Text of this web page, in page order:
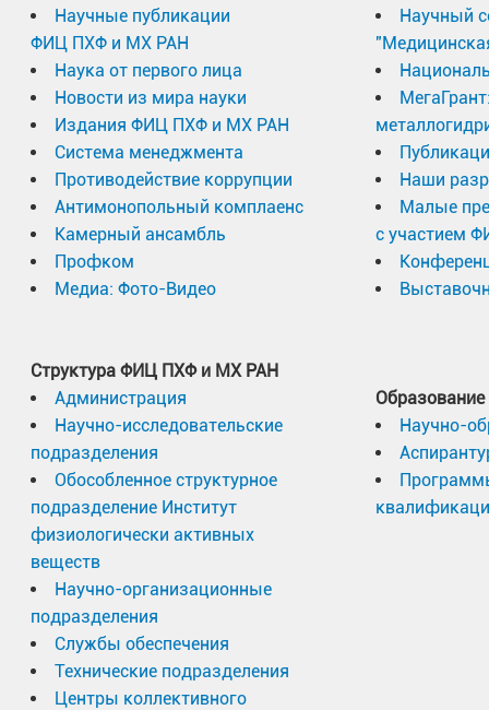
Научные публикации
ФИЦ ПХФ и МХ РАН
Наука от первого лица
Новости из мира науки
Издания ФИЦ ПХФ и МХ РАН
Система менеджмента
Противодействие коррупции
Антимонопольный комплаенс
Камерный ансамбль
Профком
Медиа: Фото-Видео
Структура ФИЦ ПХФ и МХ РАН
Администрация
Научно-исследовательские
подразделения
Обособленное структурное
подразделение Институт
физиологически активных
веществ
Научно-организационные
подразделения
Службы обеспечения
Технические подразделения
Центры коллективного
Научный
Наши
Малые
с участием
Образование
Научно-